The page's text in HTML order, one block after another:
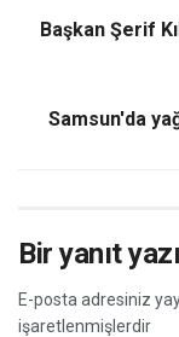
Başkan Şerif
Samsun'da
Bir yanıt
E-posta adresiniz
işaretlenmişlerdir